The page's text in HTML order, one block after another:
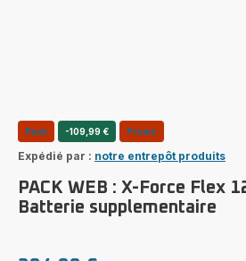
Pack -109,99 € Promo
Expédié par : notre entrepôt produits
PACK WEB : X-Force Flex
Batterie supplementaire